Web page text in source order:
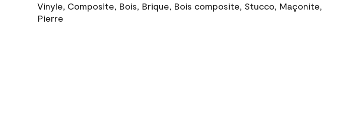
Vinyle, Composite, Bois, Brique, Bois composite, Stucco, Maçonite,
Pierre